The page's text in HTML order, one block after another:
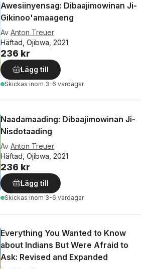
Awesiinyensag: Dibaajimowinan Ji-
Gikinoo'amaageng
Av Anton Treuer
Häftad, Ojibwa, 2021
236 kr
Lägg till
Skickas inom 3-6 vardagar
Naadamaading: Dibaajimowinan Ji-
Nisdotaading
Av Anton Treuer
Häftad, Ojibwa, 2021
236 kr
Lägg till
Skickas inom 3-6 vardagar
Everything You Wanted to Know
about Indians But Were Afraid to
Ask: Revised and Expanded